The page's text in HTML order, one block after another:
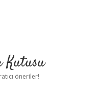
öneriler!